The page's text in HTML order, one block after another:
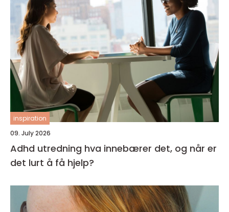
inspiration
09. July 2026
Adhd utredning hva innebærer det, og når er
det lurt å få hjelp?